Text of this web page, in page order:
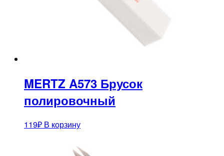
MERTZ A573 Брусок
полировочный
119₽ В корзину